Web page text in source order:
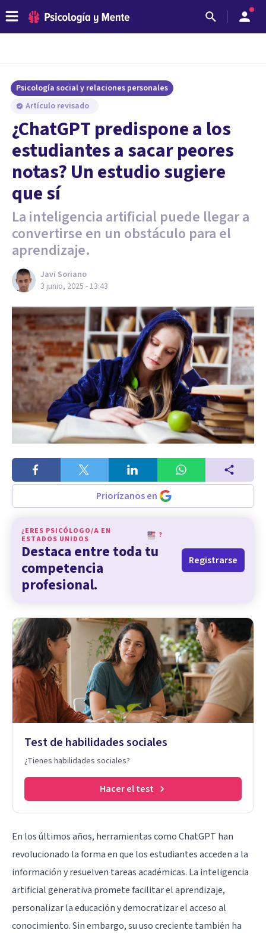
Psicología social y relaciones personales
Artículo revisado
¿ChatGPT predispone a los
estudiantes a sacar peores
notas? Un estudio sugiere
que sí
La inteligencia artificial puede llegar a
convertirse en un obstáculo para el
aprendizaje.
Javi Soriano
3 junio, 2025 - 13:43
Priorízanos en
¿ERES PSICÓLOGO/A EN
ESTADOS UNIDOS
?
Destaca entre toda tu
competencia
profesional.
Registrarse
Test de habilidades sociales
¿Tienes habilidades sociales?
Hacer el test
En los últimos años, herramientas como ChatGPT han
revolucionado la forma en que los estudiantes acceden a la
información y resuelven tareas académicas. La inteligencia
artificial generativa promete facilitar el aprendizaje,
personalizar la educación y democratizar el acceso al
conocimiento. Sin embargo, su uso creciente también ha